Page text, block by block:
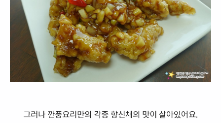
그러나 깐풍요리만의 각종 향신채의 맛이 살아있어요.